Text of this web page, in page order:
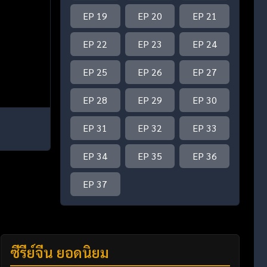
EP 19 EP 20 EP 21
EP 22 EP 23 EP 24
EP 25 EP 26 EP 27
EP 28 EP 29 EP 30
EP 31 EP 32 EP 33
EP 34 EP 35 EP 36
EP 37
ซีรี่ย์จีน ยอดนิยม